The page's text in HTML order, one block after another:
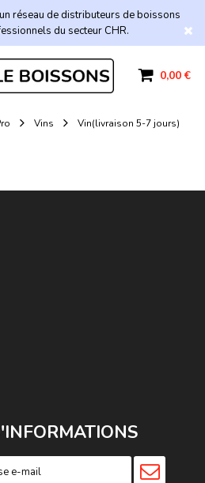
réseau de distributeurs de boissons
du secteur CHR.
0,00 €
Vins Vin(livraison 5-7 jours)